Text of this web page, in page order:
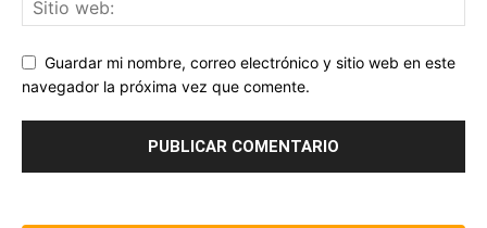
Guardar mi nombre, correo electrónico y sitio web en este
navegador la próxima vez que comente.